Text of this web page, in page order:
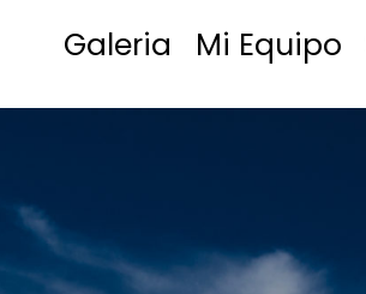
Galeria Mi Equipo